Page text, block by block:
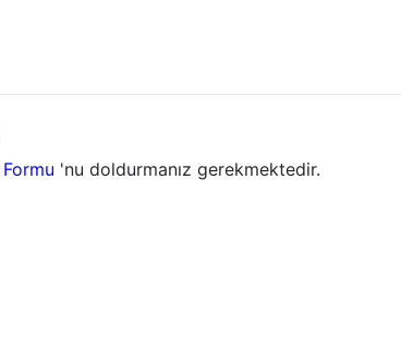
'nu doldurmanız gerekmektedir.